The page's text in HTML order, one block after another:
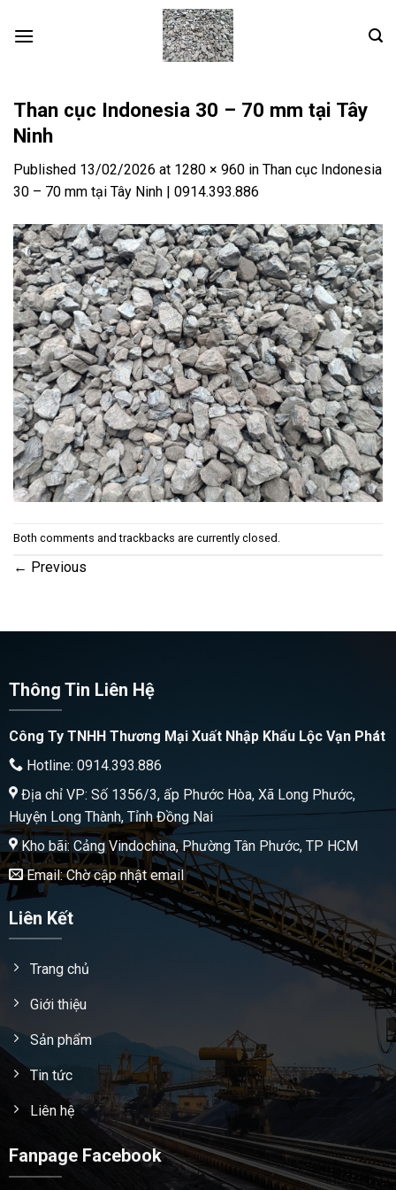
Than cục Indonesia 30 – 70 mm tại Tây
Ninh
Published 13/02/2026 at 1280 × 960 in Than cục Indonesia
30 – 70 mm tại Tây Ninh | 0914.393.886
Both comments and trackbacks are currently closed.
← Previous
Thông Tin Liên Hệ
Công Ty TNHH Thương Mại Xuất Nhập Khẩu Lộc Vạn Phát
Hotline: 0914.393.886
Địa chỉ VP: Số 1356/3, ấp Phước Hòa, Xã Long Phước,
Huyện Long Thành, Tỉnh Đồng Nai
Kho bãi: Cảng Vindochina, Phường Tân Phước, TP HCM
Email: Chờ cập nhật email
Liên Kết
Trang chủ
Giới thiệu
Sản phẩm
Tin tức
Liên hệ
Fanpage Facebook